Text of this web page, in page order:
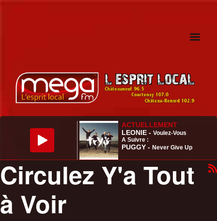
Circulez Y'a Tout
à Voir